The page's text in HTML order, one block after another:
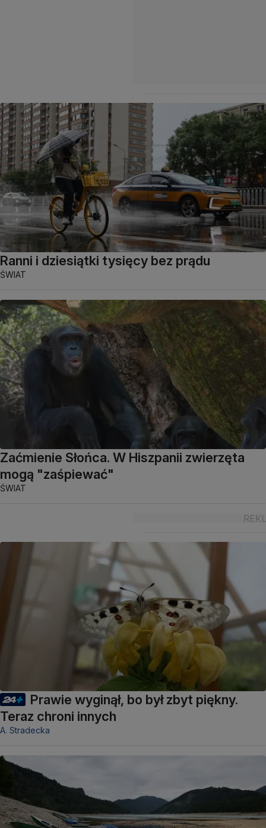
Ranni i dziesiątki tysięcy bez prądu
ŚWIAT
Zaćmienie Słońca. W Hiszpanii zwierzęta
mogą "zaśpiewać"
ŚWIAT
Prawie wyginął, bo był zbyt piękny.
Teraz chroni innych
A. Stradecka